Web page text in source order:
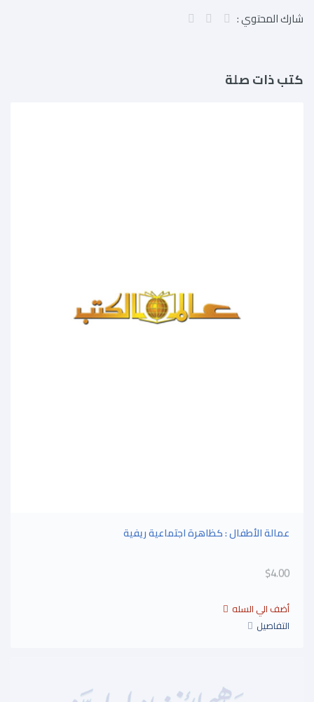
شارك المحتوي :
كتب ذات صلة
عمالة الأطفال : كظاهرة اجتماعية ريفية
$4.00
التفاصيل